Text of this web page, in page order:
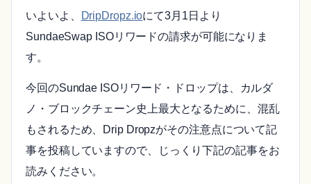
いよいよ、 DripDropz.ioにて3月1日より
SundaeSwap ISOリワードの請求が可能になりま
す。
今回のSundae ISOリワード・ドロップは、カルダ
ノ・ブロックチェーン史上最大となるために、混乱
もされるため、Drip Dropzがその注意点について記
事を投稿していますので、じっくり下記の記事をお
読みください。